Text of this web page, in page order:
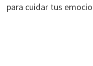
para cuidar tus